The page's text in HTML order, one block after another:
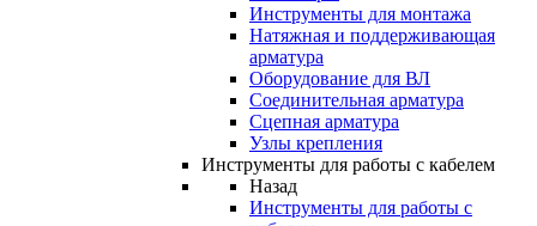
Инструменты для монтажа
Натяжная и поддерживающая
арматура
Оборудование для ВЛ
Соединительная арматура
Сцепная арматура
Узлы крепления
Инструменты для работы с кабелем
Назад
Инструменты для работы с